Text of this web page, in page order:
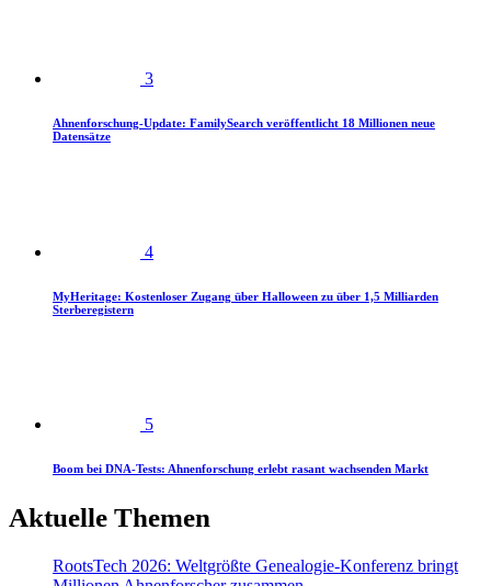
3
Ahnenforschung-Update: FamilySearch veröffentlicht 18 Millionen neue
Datensätze
4
MyHeritage: Kostenloser Zugang über Halloween zu über 1,5 Milliarden
Sterberegistern
5
Boom bei DNA-Tests: Ahnenforschung erlebt rasant wachsenden Markt
Aktuelle Themen
RootsTech 2026: Weltgrößte Genealogie-Konferenz bringt